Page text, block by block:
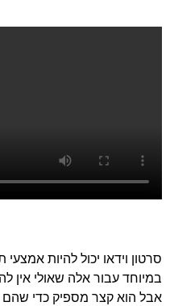
סרטון וידאו יכול להיות
במיוחד עבור אלה שאולי אין
אבל הוא קצר מספיק כדי שהם